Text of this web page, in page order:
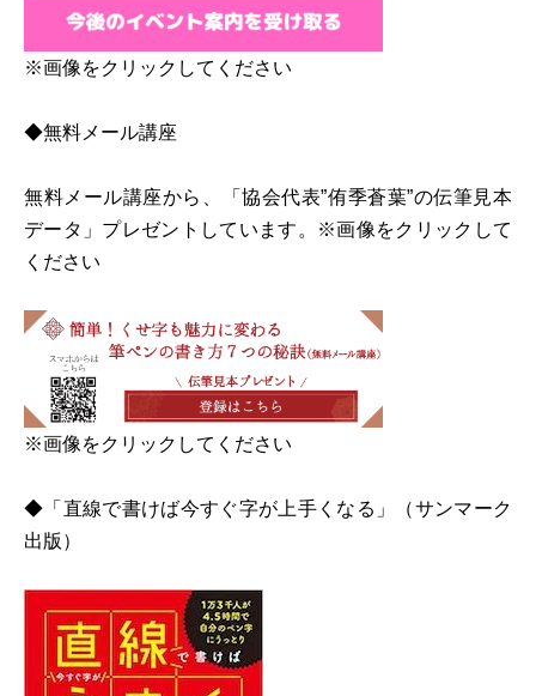
※画像をクリックしてください
◆無料メール講座
無料メール講座から、「協会代表”侑季蒼葉”の伝筆見本
データ」プレゼントしています。※画像をクリックして
ください
※画像をクリックしてください
◆「直線で書けば今すぐ字が上手くなる」（サンマーク
出版）